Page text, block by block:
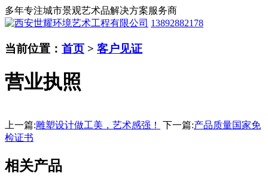
多年专注城市景观艺术品解决方案服务商
13892882178
当前位置： 首页 > 客户见证
营业执照
上一篇:雕塑设计做工美，艺术感强！ 下一篇:产品质量国家免
检证书
相关产品